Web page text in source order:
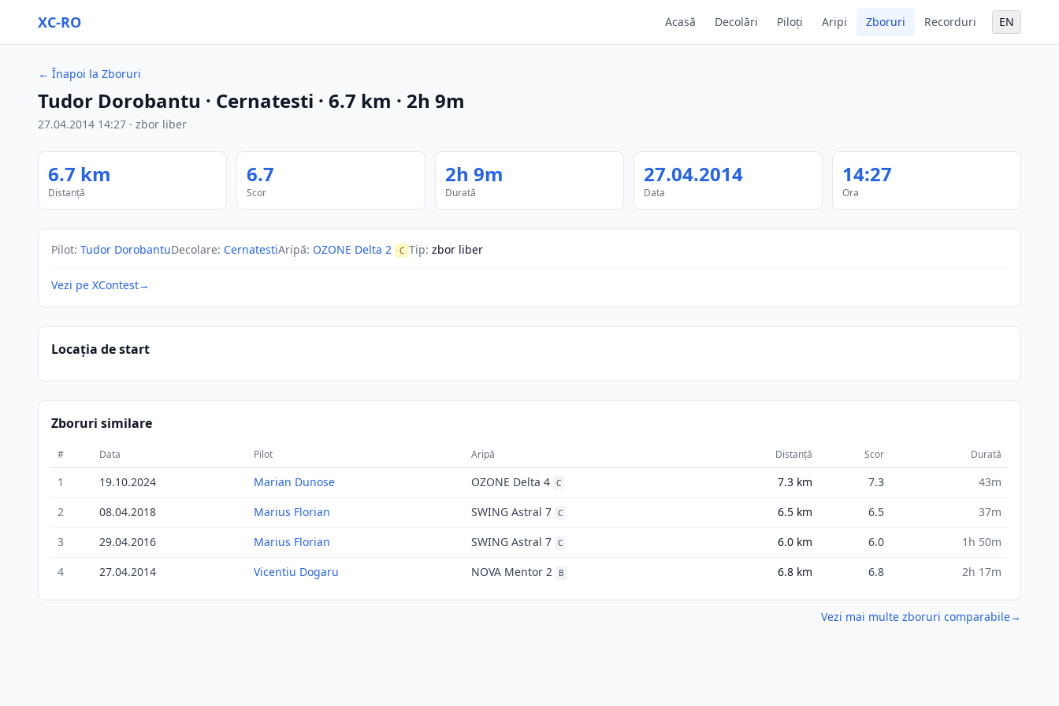
XC-RO Acasă Decolări Piloți Aripi Zboruri Recorduri EN
← Înapoi la Zboruri
Tudor Dorobantu · Cernatesti · 6.7 km · 2h 9m
27.04.2014 14:27 · zbor liber
6.7 km
Distanță
6.7
Scor
2h 9m
Durată
27.04.2014
Data
14:27
Ora
Pilot: Tudor DorobantuDecolare: CernatestiAripă: OZONE Delta 2 C Tip: zbor liber
Vezi pe XContest→
Locația de start
Zboruri similare
# Data Pilot Aripă Distanță Scor Durată
1 19.10.2024 Marian Dunose OZONE Delta 4 C 7.3 km 7.3
43m
2
08.04.2018 Marius Florian SWING Astral 7 C 6.5 km 6.5
37m
3
29.04.2016 Marius Florian SWING Astral 7 C 6.0 km 6.0
1h 50m
4
27.04.2014 Vicentiu Dogaru NOVA Mentor 2 B 6.8 km 6.8 2h 17m
Vezi mai multe zboruri comparabile→